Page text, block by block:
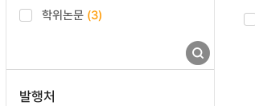
학위논문 (3)
발행처